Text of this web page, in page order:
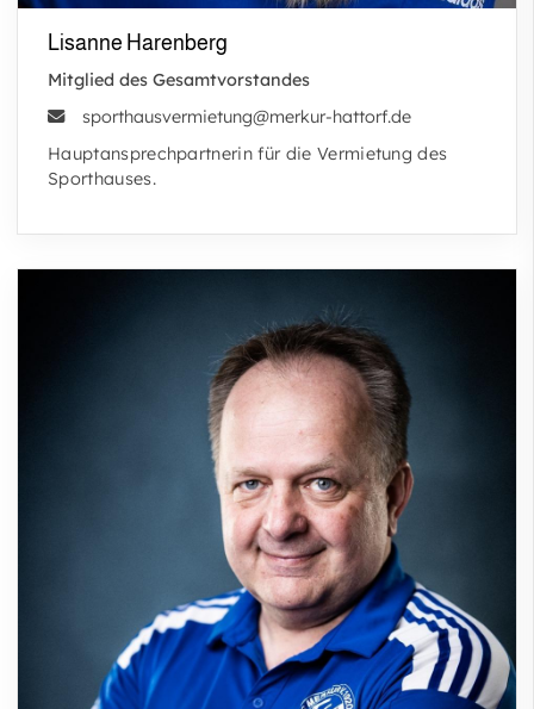
Lisanne Harenberg
Mitglied des Gesamtvorstandes
sporthausvermietung@merkur-hattorf.de
Hauptansprechpartnerin für die Vermietung des
Sporthauses.